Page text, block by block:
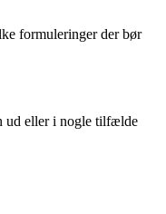
formuleringer der bør
ud eller i nogle tilfælde